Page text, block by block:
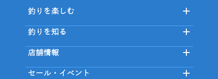
釣りを楽しむ
釣りを知る
店舗情報
セール・イベント